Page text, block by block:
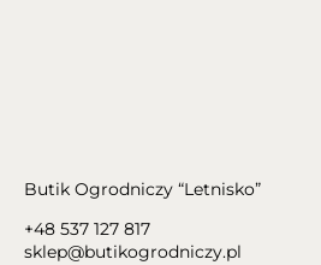
Butik Ogrodniczy “Letnisko”
+48 537 127 817
sklep@butikogrodniczy.pl